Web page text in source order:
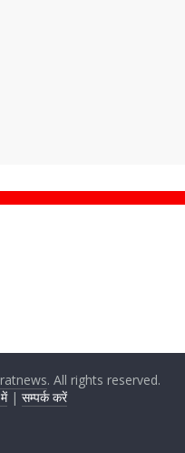
. All rights reserved.
| सम्पर्क करें